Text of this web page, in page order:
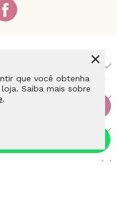
que você obtenha
Saiba mais sobre
.